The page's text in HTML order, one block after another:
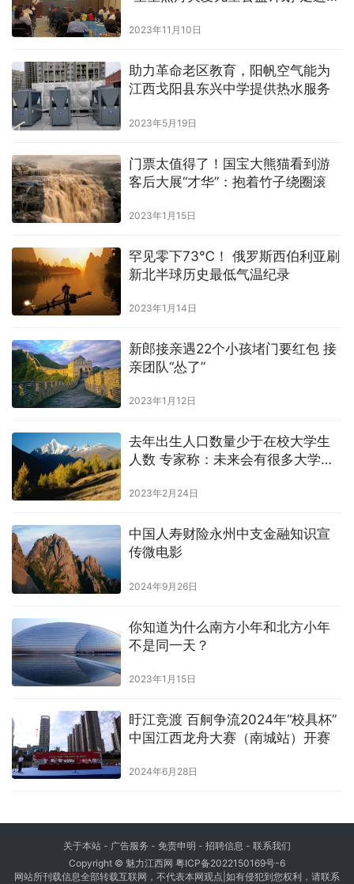
2023年11月10日
助力革命老区教育，阳帆空气能为
江西戈阳县东兴中学提供热水服务
2023年5月19日
门票太值得了！国宝大熊猫看到游
客后大展“才华”：抱着竹子绕圈滚
2023年1月15日
罕见零下73℃！ 俄罗斯西伯利亚刷
新北半球历史最低气温纪录
2023年1月14日
新郎接亲遇22个小孩堵门要红包 接
亲团队“怂了”
2023年1月12日
去年出生人口数量少于在校大学生
人数 专家称：未来会有很多大学倒
2023年2月24日
中国人寿财险永州中支金融知识宣
传微电影
2024年9月26日
你知道为什么南方小年和北方小年
不是同一天？
2023年1月15日
盱江竞渡 百舸争流2024年“校具杯”
中国江西龙舟大赛（南城站）开赛
2024年6月28日
关于本站 - 广告服务 - 免责申明 - 招聘信息 - 联系我们
Copyright © 魅力江西网 粤ICP备2022150169号-6
网站所刊载信息全部转载互联网，不代表本网观点|如有侵犯到您权利，请联系